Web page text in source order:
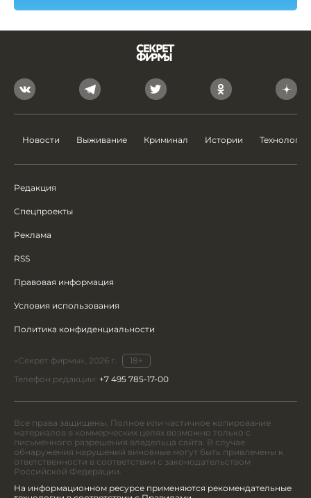
Новости Выживание Криминал Истории Технологии
Редакция
Спецпроекты
Реклама
RSS
Правовая информация
Условия использования
Политика конфиденциальности
«Секрет фирмы», 2026 г.
18+
Телефон редакции: +7 495 785-17-00
Все права защищены. Полное или частичное копирование
материалов в коммерческих целях возможно только с
письменного разрешения владельца сайта. В случае
обнаружения нарушений виновные могут быть привлечены к
ответственности в соответствии с законодательством
Российской Федерации.
На информационном ресурсе применяются рекомендательные